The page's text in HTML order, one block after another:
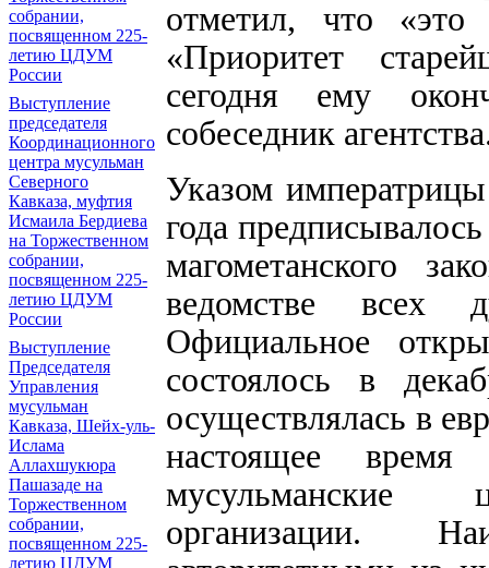
собрании,
посвященном 225-
летию ЦДУМ
России
Выступление
председателя
Координационного
центра мусульман
Северного
Кавказа, муфтия
Исмаила Бердиева
на Торжественном
собрании,
посвященном 225-
летию ЦДУМ
России
Выступление
Председателя
Управления
мусульман
Кавказа, Шейх-уль-
Ислама
Аллахшукюра
Пашазаде на
Торжественном
собрании,
посвященном 225-
летию ЦДУМ
отметил, что
«Приоритет
сегодня ему
собеседник
Указом
года
магометанского
ведомстве всех
Официальное
состоялось в
осуществлялась в
настоящее
мусульманские
организации.